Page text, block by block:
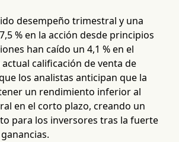
desempeño trimestral y una
% en la acción desde principios
han caído un 4,1 % en el
calificación de venta de
los analistas anticipan que la
un rendimiento inferior al
en el corto plazo, creando un
para los inversores tras la fuerte